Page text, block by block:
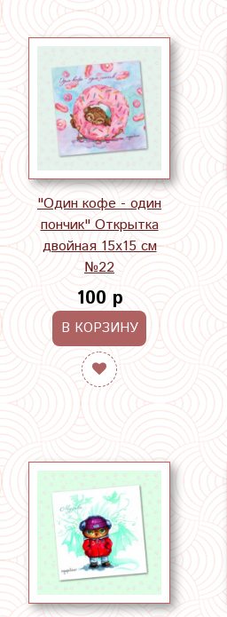
"Один кофе - один
пончик" Открытка
двойная 15х15 см
№22
100 р
В КОРЗИНУ